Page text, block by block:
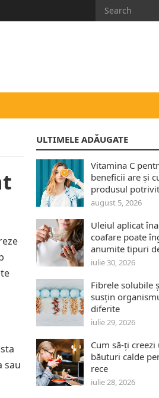
sau
ULTIMELE ADĂUGATE
Vitamina C
beneficii are și
produsul potrivit
august 5, 2026
Uleiul aplicat
coafare poate
anumite tipuri
iulie 30, 2026
Fibrele solubile
susțin
diferite
iulie 29, 2026
Cum să-ți
băuturi calde
rece
iulie 28, 2026